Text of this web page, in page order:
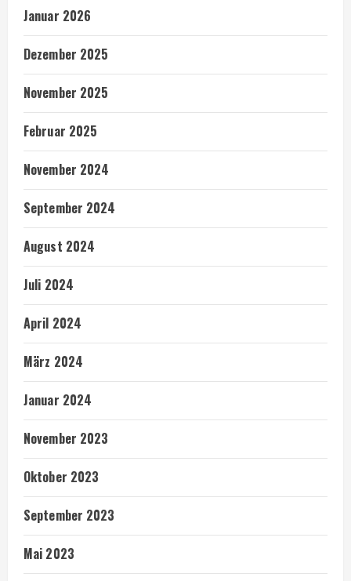
Januar 2026
Dezember 2025
November 2025
Februar 2025
November 2024
September 2024
August 2024
Juli 2024
April 2024
März 2024
Januar 2024
November 2023
Oktober 2023
September 2023
Mai 2023